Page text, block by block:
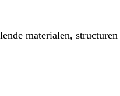
materialen,